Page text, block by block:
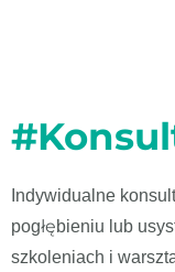
Indywidualne
pogłębieniu lub
szkoleniach i